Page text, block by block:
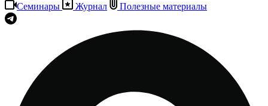
Семинары
Журнал Полезные материалы